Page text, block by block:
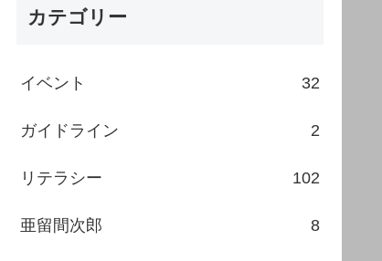
カテゴリー
イベント 32
ガイドライン 2
リテラシー 102
亜留間次郎 8